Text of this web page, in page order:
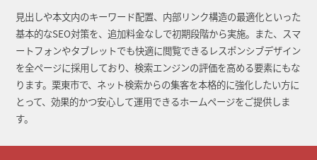
見出しや本文内のキーワード配置、内部リンク構造の最適化といった
基本的なSEO対策を、追加料金なしで初期段階から実施。また、スマ
ートフォンやタブレットでも快適に閲覧できるレスポンシブデザイン
を全ページに採用しており、検索エンジンの評価を高める要素にもな
ります。栗東市で、ネット検索からの集客を本格的に強化したい方に
とって、効果的かつ安心して運用できるホームページをご提供しま
す。